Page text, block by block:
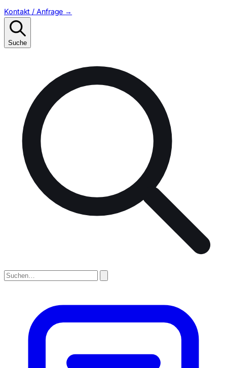
Kontakt / Anfrage →
Suche